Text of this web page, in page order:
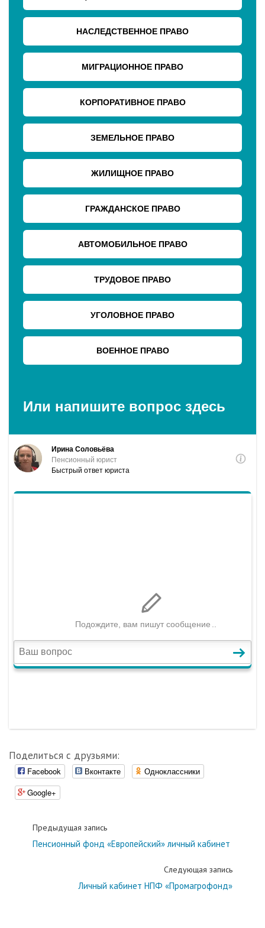
Поделиться с друзьями:
Facebook Вконтакте
Одноклассники
Google+
Предыдущая запись
Пенсионный фонд «Европейский» личный кабинет
Следующая запись
Личный кабинет НПФ «Промагрофонд»